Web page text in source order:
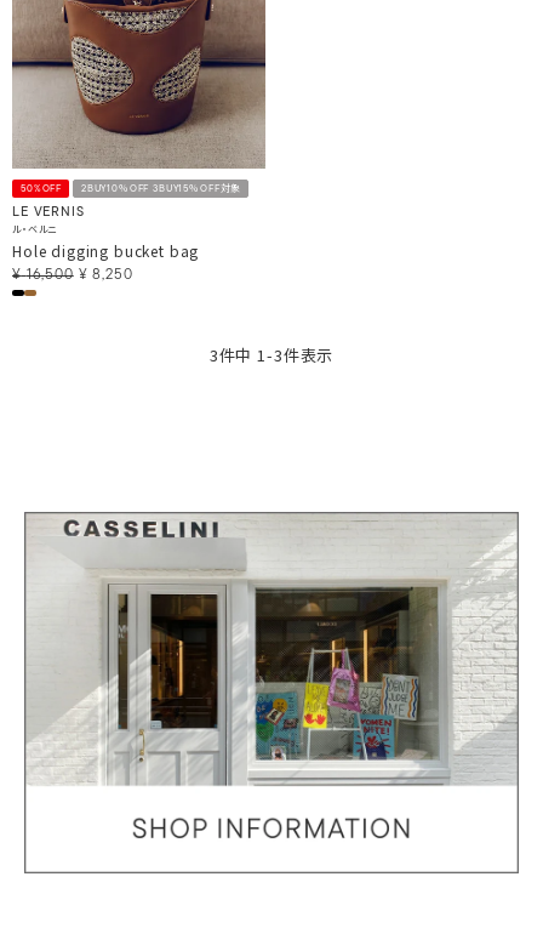
50%OFF 2BUY10％OFF 3BUY15％OFF対象
LE VERNIS
ル・ベルニ
Hole digging bucket bag
¥ 16,500 ¥ 8,250
3件中 1 -3件表示